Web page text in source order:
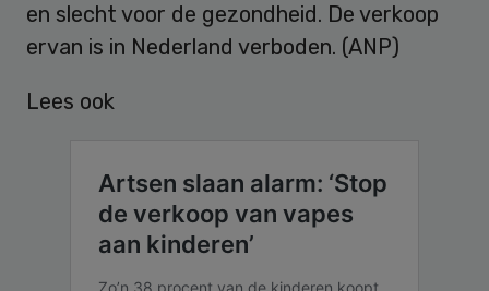
en slecht voor de gezondheid. De verkoop
ervan is in Nederland verboden. (ANP)
Lees ook